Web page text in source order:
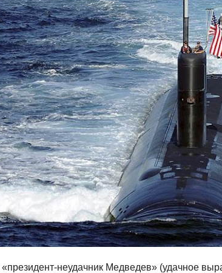
неудачник Медведев» (удачное